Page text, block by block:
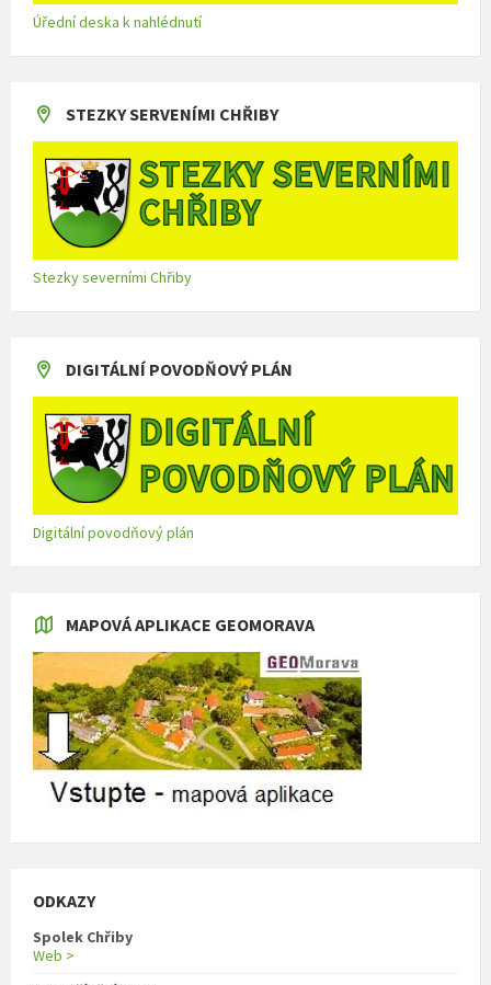
Úřední deska k nahlédnutí
STEZKY SERVENÍMI CHŘIBY
Stezky severními Chřiby
DIGITÁLNÍ POVODŇOVÝ PLÁN
Digitální povodňový plán
MAPOVÁ APLIKACE GEOMORAVA
ODKAZY
Spolek Chřiby
Web >